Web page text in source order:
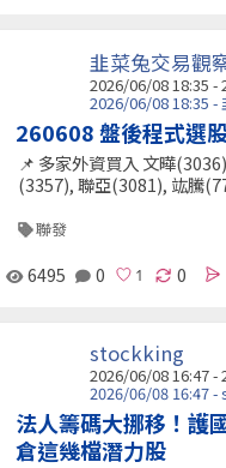
韭菜兔交易觀
2026/06/08 18:35 -
2026/06/08 18:35 -
260608 盤後程式選
📌 多家外資買入 文曄
(3357), 聯亞(3081), 竑騰
聯發
6495 0 0
stockking
2026/06/08 16:47 -
2026/06/08 16:47
法人籌碼大挪移！護
倉這幾檔潛力股